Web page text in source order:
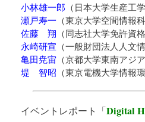
小林雄一郎 （ 日本大学生産工
瀬戸寿一 （東京大学空間情報
佐藤 翔 （同志社大学免許資
永崎研宣 （一般財団法人人文
亀田尭宙 （京都大学東南アジ
堤 智昭 （東京電機大学情報
イベントレポート「Digital